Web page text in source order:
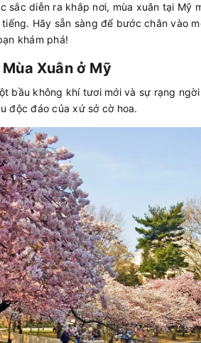
sắc diễn ra khắp nơi, mùa xuân tại Mỹ
Hãy sẵn sàng để bước chân vào
khám phá!
Xuân ở Mỹ
bầu không khí tươi mới và sự rạng
độc đáo của xứ sở cờ hoa.